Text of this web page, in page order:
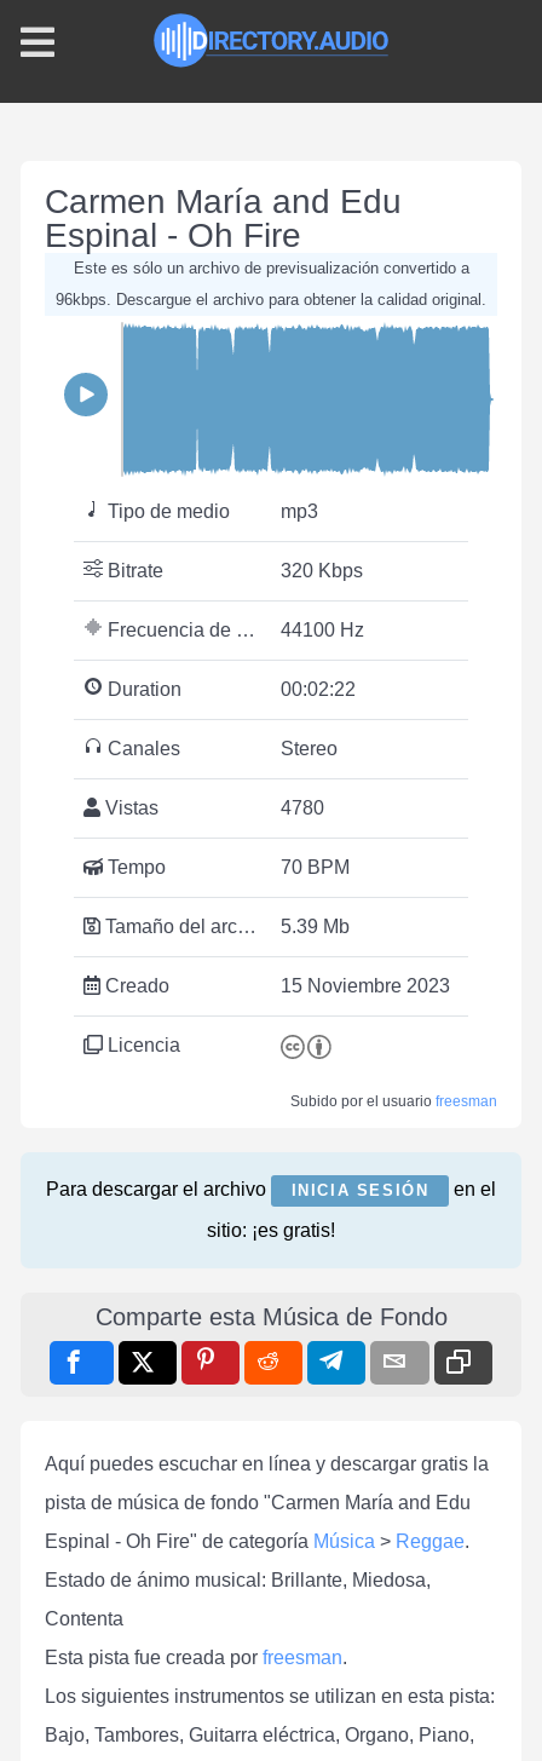
Carmen María and Edu
Espinal - Oh Fire
Este es sólo un archivo de previsualización convertido a
96kbps. Descargue el archivo para obtener la calidad original.
Tipo de medio mp3
Bitrate 320 Kbps
Frecuencia de muestreo 44100 Hz
Duration 00:02:22
Canales Stereo
Vistas 4780
Tempo 70 BPM
Tamaño del archivo 5.39 Mb
Creado 15 Noviembre 2023
Licencia
Subido por el usuario freesman
Para descargar el archivo INICIA SESIÓN
en el
sitio: ¡es gratis!
Comparte esta Música de Fondo
Aquí puedes escuchar en línea y descargar gratis la
pista de música de fondo "Carmen María and Edu
Espinal - Oh Fire" de categoría Música > Reggae.
Estado de ánimo musical: Brillante, Miedosa,
Contenta
Esta pista fue creada por freesman.
Los siguientes instrumentos se utilizan en esta pista:
Bajo, Tambores, Guitarra eléctrica, Organo, Piano,